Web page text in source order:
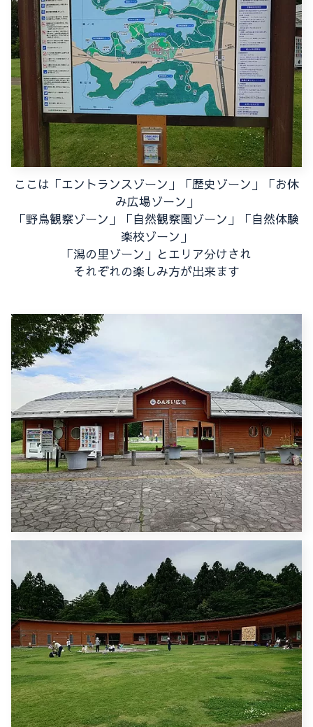
ここは「エントランスゾーン」「歴史ゾーン」「お休
み広場ゾーン」
「野鳥観察ゾーン」「自然観察園ゾーン」「自然体験
楽校ゾーン」
「潟の里ゾーン」とエリア分けされ
それぞれの楽しみ方が出来ます